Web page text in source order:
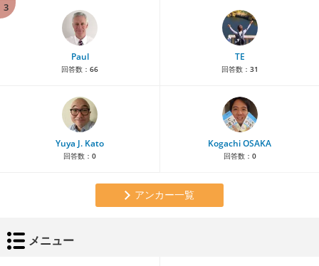
3
Paul
回答数： 66
TE
回答数： 31
Yuya J. Kato
回答数： 0
Kogachi OSAKA
回答数： 0
アンカー一覧
メニュー